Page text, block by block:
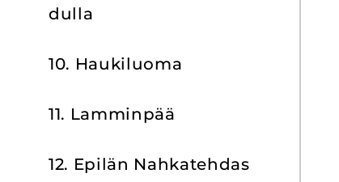
dul­la
10. Hau­ki­luo­ma
11. Lam­min­pää
12. Epi­län Nah­ka­teh­das